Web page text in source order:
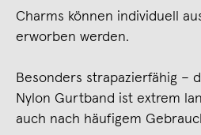
Charms können individuell
erworben werden.
Besonders strapazierfähig –
Nylon Gurtband ist extrem
auch nach häufigem